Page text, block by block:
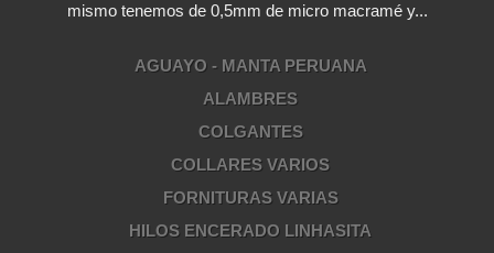
mismo tenemos de 0,5mm de micro macramé y...
AGUAYO - MANTA PERUANA
ALAMBRES
COLGANTES
COLLARES VARIOS
FORNITURAS VARIAS
HILOS ENCERADO LINHASITA